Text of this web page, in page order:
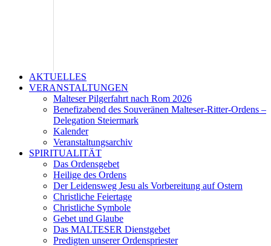
AKTUELLES
VERANSTALTUNGEN
Malteser Pilgerfahrt nach Rom 2026
Benefizabend des Souveränen Malteser-Ritter-Ordens –
Delegation Steiermark
Kalender
Veranstaltungsarchiv
SPIRITUALITÄT
Das Ordensgebet
Heilige des Ordens
Der Leidensweg Jesu als Vorbereitung auf Ostern
Christliche Feiertage
Christliche Symbole
Gebet und Glaube
Das MALTESER Dienstgebet
Predigten unserer Ordenspriester